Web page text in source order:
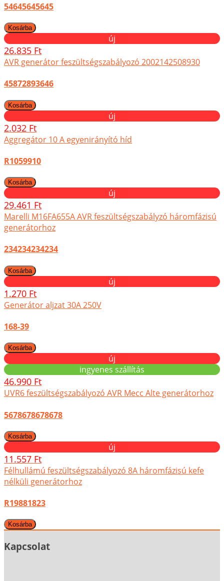
54645645645
új
26.835 Ft
AVR generátor feszültségszabályozó 2002142508930
45872893646
új
2.032 Ft
Aggregátor 10 A egyenirányító híd
R1059910
új
29.461 Ft
Marelli M16FA655A AVR feszültségszabályzó háromfázisú
generátorhoz
234234234234
új
1.270 Ft
Generátor aljzat 30A 250V
168-39
új
ingyenes szállítás
46.990 Ft
UVR6 feszültségszabályozó AVR Mecc Alte generátorhoz
5678678678678
új
11.557 Ft
Félhullámú feszültségszabályozó 8A háromfázisú kefe
nélküli generátorhoz
R19881823
Kapcsolat